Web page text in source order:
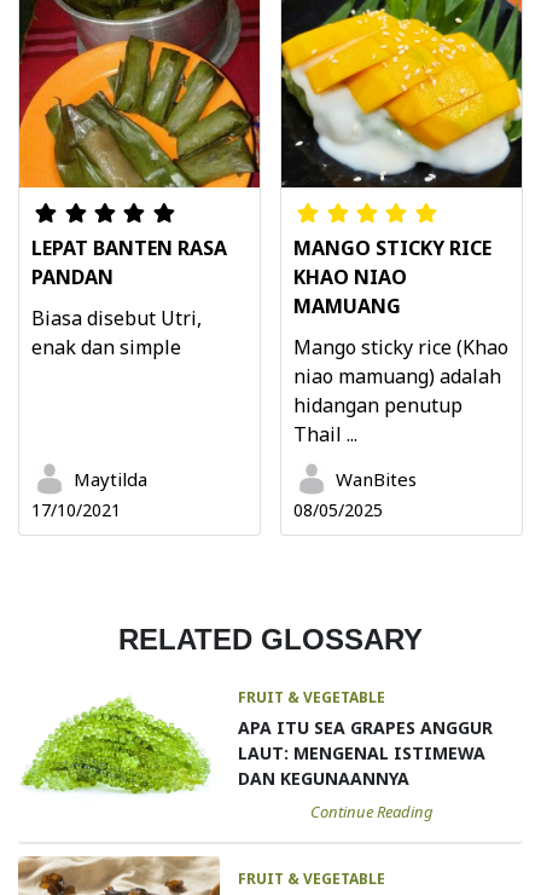
LEPAT BANTEN RASA
PANDAN
Biasa disebut Utri,
enak dan simple
Maytilda
17/10/2021
MANGO STICKY RICE
KHAO NIAO
MAMUANG
Mango sticky rice (Khao
niao mamuang) adalah
hidangan penutup
Thail ...
WanBites
08/05/2025
RELATED GLOSSARY
FRUIT & VEGETABLE
APA ITU SEA GRAPES ANGGUR
LAUT: MENGENAL ISTIMEWA
DAN KEGUNAANNYA
Continue Reading
FRUIT & VEGETABLE